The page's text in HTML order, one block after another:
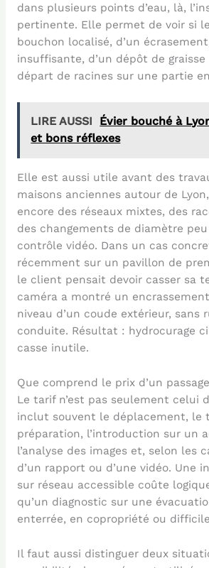
dans plusieurs points d’eau, là,
pertinente. Elle permet de voir si
bouchon localisé, d’un
insuffisante, d’un dépôt de graisse
départ de racines sur une partie
LIRE AUSSI
Évier bouché à
et bons réflexes
Elle est aussi utile avant des
maisons anciennes autour de
encore des réseaux mixtes, des
des changements de diamètre
contrôle vidéo. Dans un cas
récemment sur un pavillon de
le client pensait devoir casser sa
caméra a montré un
niveau d’un coude extérieur, sans
conduite. Résultat : hydrocurage
casse inutile.
Que comprend le prix d’un
Le tarif n’est pas seulement celui
inclut souvent le déplacement, le
préparation, l’introduction sur un
l’analyse des images et, selon les
d’un rapport ou d’une vidéo. Une
sur réseau accessible coûte
qu’un diagnostic sur une
enterrée, en copropriété ou
Il faut aussi distinguer deux